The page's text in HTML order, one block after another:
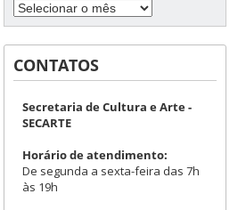
CONTATOS
Secretaria de Cultura e Arte -
SECARTE
Horário de atendimento:
De segunda a sexta-feira das 7h
às 19h